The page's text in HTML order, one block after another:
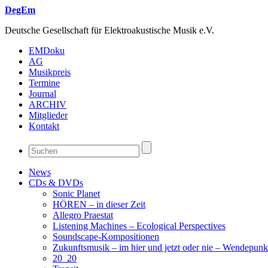
DegEm
Deutsche Gesellschaft für Elektroakustische Musik e.V.
EMDoku
AG
Musikpreis
Termine
Journal
ARCHIV
Mitglieder
Kontakt
News
CDs & DVDs
Sonic Planet
HÖREN – in dieser Zeit
Allegro Praestat
Listening Machines – Ecological Perspectives
Soundscape-Kompositionen
Zukunftsmusik – im hier und jetzt oder nie –
20_20